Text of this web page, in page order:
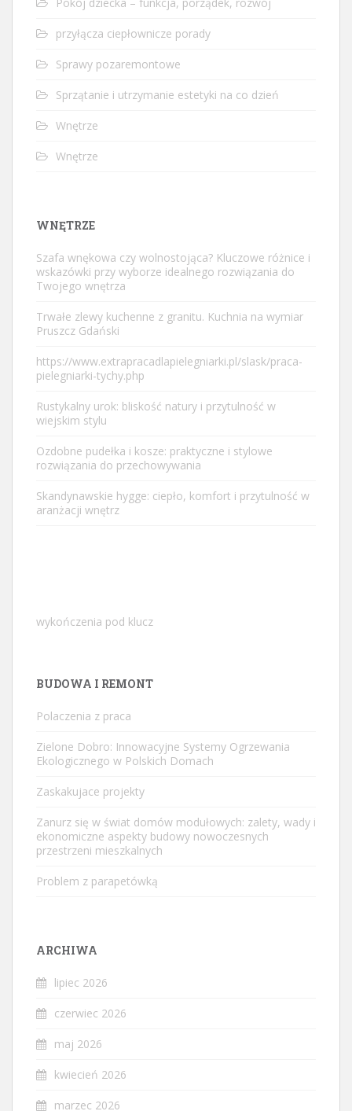
przyłącza ciepłownicze porady
Sprawy pozaremontowe
Sprzątanie i utrzymanie estetyki na co dzień
Wnętrze
Wnętrze
WNĘTRZE
Szafa wnękowa czy wolnostojąca? Kluczowe różnice i
wskazówki przy wyborze idealnego rozwiązania do
Twojego wnętrza
Trwałe zlewy kuchenne z granitu. Kuchnia na wymiar
Pruszcz Gdański
https://www.extrapracadlapielegniarki.pl/slask/praca-
pielegniarki-tychy.php
Rustykalny urok: bliskość natury i przytulność w
wiejskim stylu
Ozdobne pudełka i kosze: praktyczne i stylowe
rozwiązania do przechowywania
Skandynawskie hygge: ciepło, komfort i przytulność w
aranżacji wnętrz
wykończenia pod klucz
BUDOWA I REMONT
Polaczenia z praca
Zielone Dobro: Innowacyjne Systemy Ogrzewania
Ekologicznego w Polskich Domach
Zaskakujace projekty
Zanurz się w świat domów modułowych: zalety, wady i
ekonomiczne aspekty budowy nowoczesnych
przestrzeni mieszkalnych
Problem z parapetówką
ARCHIWA
lipiec 2026
czerwiec 2026
maj 2026
kwiecień 2026
marzec 2026